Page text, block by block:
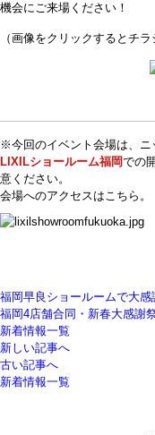
機会にご来場ください！
（画像をクリックするとチ
※今回のイベント会場は、ニ
LIXILショールーム福岡での
意ください。
会場へのアクセスはこちら。
福岡早良ショールームで大感
福岡4店舗合同・新春大感謝
新着情報一覧
新しい記事へ
古い記事へ
新着情報一覧